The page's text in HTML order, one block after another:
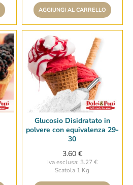
AGGIUNGI AL CARRELLO
Glucosio Disidratato in
polvere con equivalenza 29-
30
3.60 €
Iva esclusa: 3.27 €
Scatola 1 Kg